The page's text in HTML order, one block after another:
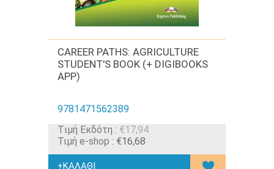
CAREER PATHS: AGRICULTURE
STUDENT'S BOOK (+ DIGIBOOKS
APP)
9781471562389
Tιμή Εκδότη : €17,94
Τιμή e-shop : €16,68